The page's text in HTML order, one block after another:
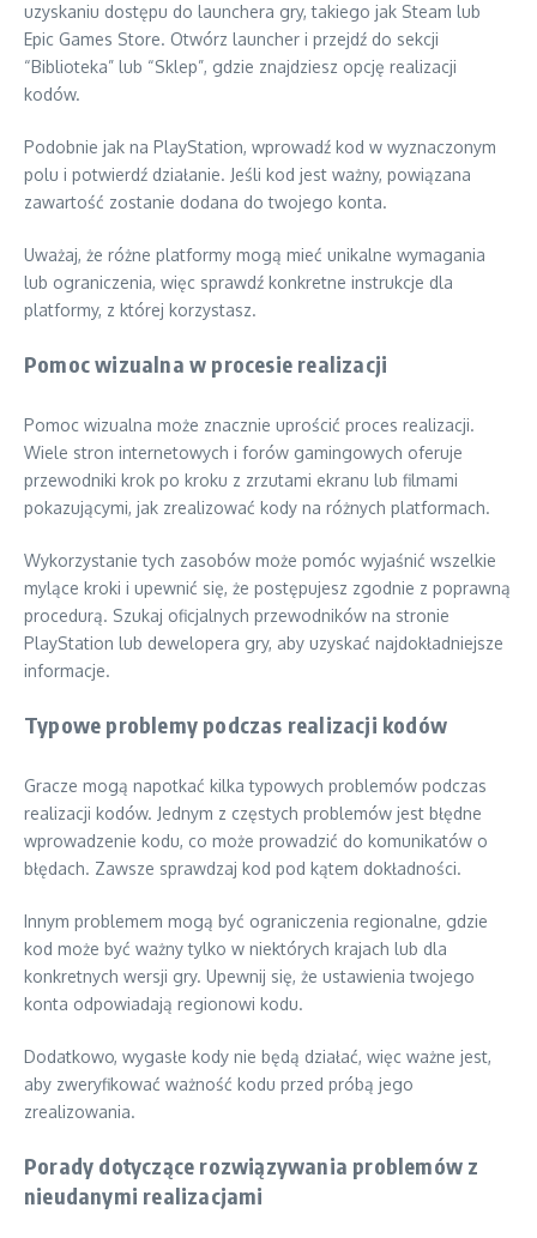
uzyskaniu dostępu do launchera gry, takiego jak Steam lub
Epic Games Store. Otwórz launcher i przejdź do sekcji
“Biblioteka” lub “Sklep”, gdzie znajdziesz opcję realizacji
kodów.
Podobnie jak na PlayStation, wprowadź kod w wyznaczonym
polu i potwierdź działanie. Jeśli kod jest ważny, powiązana
zawartość zostanie dodana do twojego konta.
Uważaj, że różne platformy mogą mieć unikalne wymagania
lub ograniczenia, więc sprawdź konkretne instrukcje dla
platformy, z której korzystasz.
Pomoc wizualna w procesie realizacji
Pomoc wizualna może znacznie uprościć proces realizacji.
Wiele stron internetowych i forów gamingowych oferuje
przewodniki krok po kroku z zrzutami ekranu lub filmami
pokazującymi, jak zrealizować kody na różnych platformach.
Wykorzystanie tych zasobów może pomóc wyjaśnić wszelkie
mylące kroki i upewnić się, że postępujesz zgodnie z poprawną
procedurą. Szukaj oficjalnych przewodników na stronie
PlayStation lub dewelopera gry, aby uzyskać najdokładniejsze
informacje.
Typowe problemy podczas realizacji kodów
Gracze mogą napotkać kilka typowych problemów podczas
realizacji kodów. Jednym z częstych problemów jest błędne
wprowadzenie kodu, co może prowadzić do komunikatów o
błędach. Zawsze sprawdzaj kod pod kątem dokładności.
Innym problemem mogą być ograniczenia regionalne, gdzie
kod może być ważny tylko w niektórych krajach lub dla
konkretnych wersji gry. Upewnij się, że ustawienia twojego
konta odpowiadają regionowi kodu.
Dodatkowo, wygasłe kody nie będą działać, więc ważne jest,
aby zweryfikować ważność kodu przed próbą jego
zrealizowania.
Porady dotyczące rozwiązywania problemów z
nieudanymi realizacjami